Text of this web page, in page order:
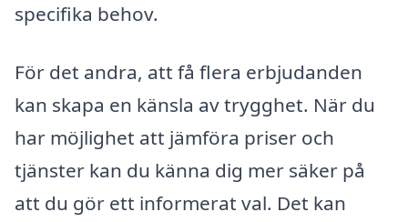
specifika behov.
För det andra, att få flera erbjudanden
kan skapa en känsla av trygghet. När du
har möjlighet att jämföra priser och
tjänster kan du känna dig mer säker på
att du gör ett informerat val. Det kan